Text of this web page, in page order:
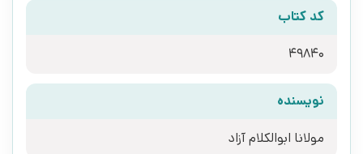
کد کتاب
49840
نویسنده
مولانا ابوالکلام آزاد